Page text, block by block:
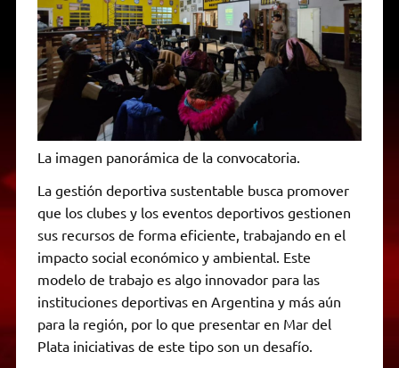
La imagen panorámica de la convocatoria.
La gestión deportiva sustentable busca promover
que los clubes y los eventos deportivos gestionen
sus recursos de forma eficiente, trabajando en el
impacto social económico y ambiental. Este
modelo de trabajo es algo innovador para las
instituciones deportivas en Argentina y más aún
para la región, por lo que presentar en Mar del
Plata iniciativas de este tipo son un desafío.